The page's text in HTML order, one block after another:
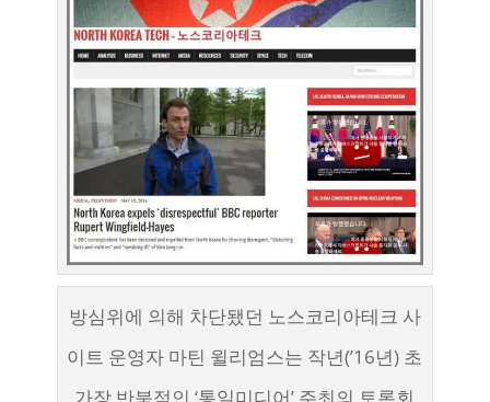
방심위에 의해 차단됐던 노스코리아테크 사
이트 운영자 마틴 윌리엄스는 작년(’16년) 초
가장 반북적인 ‘통일미디어’ 주최의 토론회